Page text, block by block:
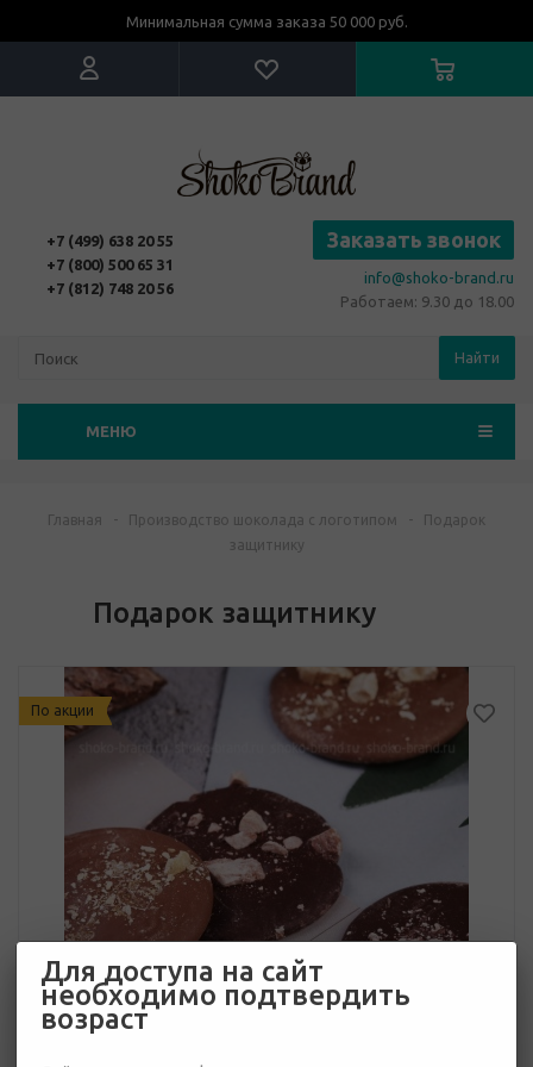
Минимальная сумма заказа 50 000 руб.
+7 (499) 638 20 55
+7 (800) 500 65 31
+7 (812) 748 20 56
Заказать звонок
info@shoko-brand.ru
Работаем: 9.30 до 18.00
Найти
МЕНЮ
Главная - Производство шоколада с логотипом -
Подарок
защитнику
Подарок защитнику
По акции
Для доступа на сайт
необходимо подтвердить
возраст